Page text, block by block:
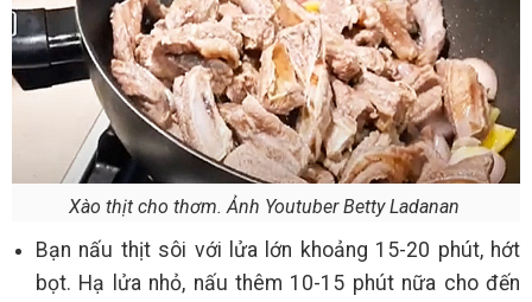
Xào thịt cho thơm. Ảnh Youtuber Betty Ladanan
Bạn nấu thịt sôi với lửa lớn khoảng 15-20 phút, hớt
bọt. Hạ lửa nhỏ, nấu thêm 10-15 phút nữa cho đến